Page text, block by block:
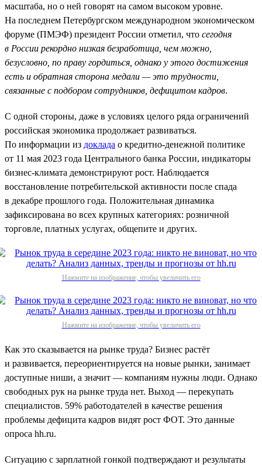
масштаба, но о ней говорят на самом высоком уровне.
На последнем Петербургском международном экономическом
форуме (ПМЭФ) президент России отметил, что сегодня
в России рекордно низкая безработица, чем можно,
безусловно, по праву гордиться, однако у этого достижения
есть и обратная сторона медали — это трудности,
связанные с подбором сотрудников, дефицитом кадров.
С одной стороны, даже в условиях целого ряда ограничений
российская экономика продолжает развиваться.
По информации из доклада о кредитно-денежной политике
от 11 мая 2023 года Центрального банка России, индикаторы
бизнес-климата демонстрируют рост. Наблюдается
восстановление потребительской активности после спада
в декабре прошлого года. Положительная динамика
зафиксирована во всех крупных категориях: розничной
торговле, платных услугах, общепите и других.
Нажмите на изображение, чтобы увеличить его
Нажмите на изображение, чтобы увеличить его
Как это сказывается на рынке труда? Бизнес растёт
и развивается, переориентируется на новые рынки, занимает
доступные ниши, а значит — компаниям нужны люди. Однако
свободных рук на рынке труда нет. Выход — перекупать
специалистов. 59% работодателей в качестве решения
проблемы дефицита кадров видят рост ФОТ. Это данные
опроса hh.ru.
Ситуацию с зарплатной гонкой подтверждают и результаты